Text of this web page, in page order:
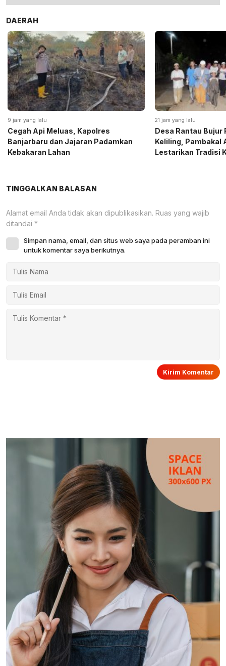
DAERAH
9 jam yang lalu
Cegah Api Meluas, Kapolres
Banjarbaru dan Jajaran Padamkan
Kebakaran Lahan
21 jam yang lalu
Desa Rantau Bujur
Keliling, Pambakal
Lestarikan Tradisi
TINGGALKAN BALASAN
Alamat email Anda tidak akan dipublikasikan. Ruas yang wajib
ditandai *
Simpan nama, email, dan situs web saya pada peramban ini
untuk komentar saya berikutnya.